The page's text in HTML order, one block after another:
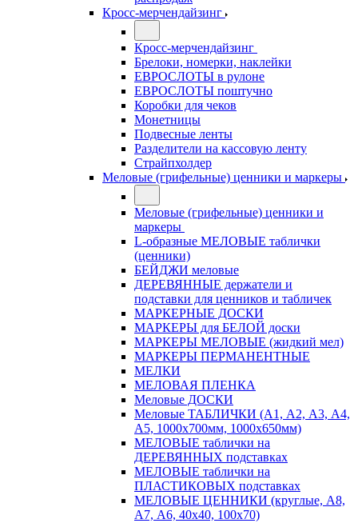
Кросс-мерчендайзинг
Кросс-мерчендайзинг
Брелоки, номерки, наклейки
ЕВРОСЛОТЫ в рулоне
ЕВРОСЛОТЫ поштучно
Коробки для чеков
Монетницы
Подвесные ленты
Разделители на кассовую ленту
Страйпхолдер
Меловые (грифельные) ценники и маркеры
Меловые (грифельные) ценники и
маркеры
L-образные МЕЛОВЫЕ таблички
(ценники)
БЕЙДЖИ меловые
ДЕРЕВЯННЫЕ держатели и
подставки для ценников и табличек
МАРКЕРНЫЕ ДОСКИ
МАРКЕРЫ для БЕЛОЙ доски
МАРКЕРЫ МЕЛОВЫЕ (жидкий мел)
МАРКЕРЫ ПЕРМАНЕНТНЫЕ
МЕЛКИ
МЕЛОВАЯ ПЛЕНКА
Меловые ДОСКИ
Меловые ТАБЛИЧКИ (А1, А2, А3, А4,
А5, 1000х700мм, 1000х650мм)
МЕЛОВЫЕ таблички на
ДЕРЕВЯННЫХ подставках
МЕЛОВЫЕ таблички на
ПЛАСТИКОВЫХ подставках
МЕЛОВЫЕ ЦЕННИКИ (круглые, А8,
А7, А6, 40х40, 100х70)